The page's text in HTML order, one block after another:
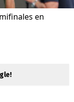
en